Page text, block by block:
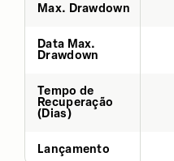
Max. Drawdown
Data Max.
Drawdown
Tempo de
Recuperação
(Dias)
Lançamento